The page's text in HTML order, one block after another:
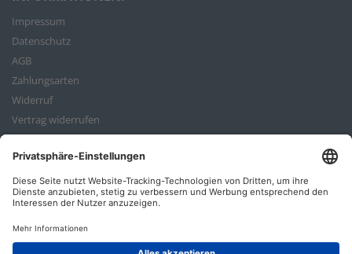
Impressum
Datenschutz
AGB
Zahlungsarten
Widerruf
Vertrag widerrufen
Bestellvorgang
ZAHLUNGSARTEN: